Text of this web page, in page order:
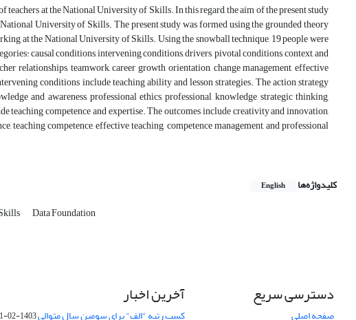
at the National University of Skills. In this regard, the aim of the present study
University of Skills. The present study was formed using the grounded theory
at the National University of Skills. Using the snowball technique, 19 people were
causal conditions, intervening conditions, drivers, pivotal conditions, context, and
relationships, teamwork, career growth orientation, change management, effective
conditions include teaching ability and lesson strategies. The action strategy
and awareness, professional ethics, professional knowledge, strategic thinking,
teaching competence and expertise. The outcomes include creativity and innovation,
teaching competence, effective teaching, competence management, and professional
کلیدواژه‌ها English
Data Foundation
دسترسی سریع
صفحه اصلی
آخرین اخبار
کسب رتبه "الف" برای سومین سال متوالی1403-02-01